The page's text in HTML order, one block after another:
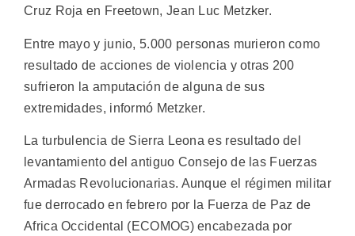
Cruz Roja en Freetown, Jean Luc Metzker.
Entre mayo y junio, 5.000 personas murieron como
resultado de acciones de violencia y otras 200
sufrieron la amputación de alguna de sus
extremidades, informó Metzker.
La turbulencia de Sierra Leona es resultado del
levantamiento del antiguo Consejo de las Fuerzas
Armadas Revolucionarias. Aunque el régimen militar
fue derrocado en febrero por la Fuerza de Paz de
Africa Occidental (ECOMOG) encabezada por